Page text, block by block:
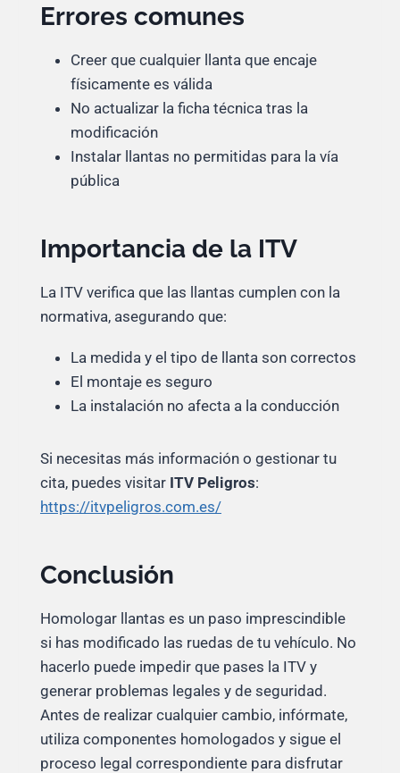
Errores comunes
Creer que cualquier llanta que encaje
físicamente es válida
No actualizar la ficha técnica tras la
modificación
Instalar llantas no permitidas para la vía
pública
Importancia de la ITV
La ITV verifica que las llantas cumplen con la
normativa, asegurando que:
La medida y el tipo de llanta son correctos
El montaje es seguro
La instalación no afecta a la conducción
Si necesitas más información o gestionar tu
cita, puedes visitar ITV Peligros:
https://itvpeligros.com.es/
Conclusión
Homologar llantas es un paso imprescindible
si has modificado las ruedas de tu vehículo. No
hacerlo puede impedir que pases la ITV y
generar problemas legales y de seguridad.
Antes de realizar cualquier cambio, infórmate,
utiliza componentes homologados y sigue el
proceso legal correspondiente para disfrutar